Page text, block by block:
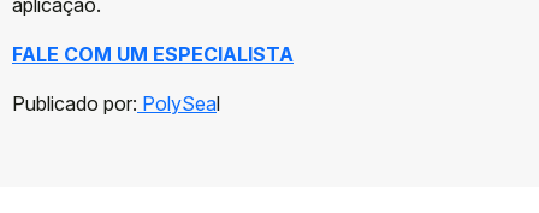
FALE COM UM ESPECIALISTA
Publicado por: PolySeal